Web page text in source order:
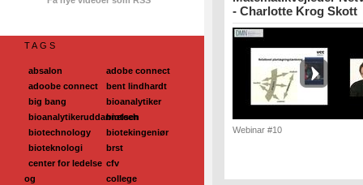
TAGS
absalon
adobe connect
adoobe connect
bent lindhardt
big bang
bioanalytiker
bioanalytikeruddannelsen
biotech
biotechnology
biotekingeniør
bioteknologi
brst
center for ledelse
og
cfv
college
- Charlotte Krog Skott
Webinar #10